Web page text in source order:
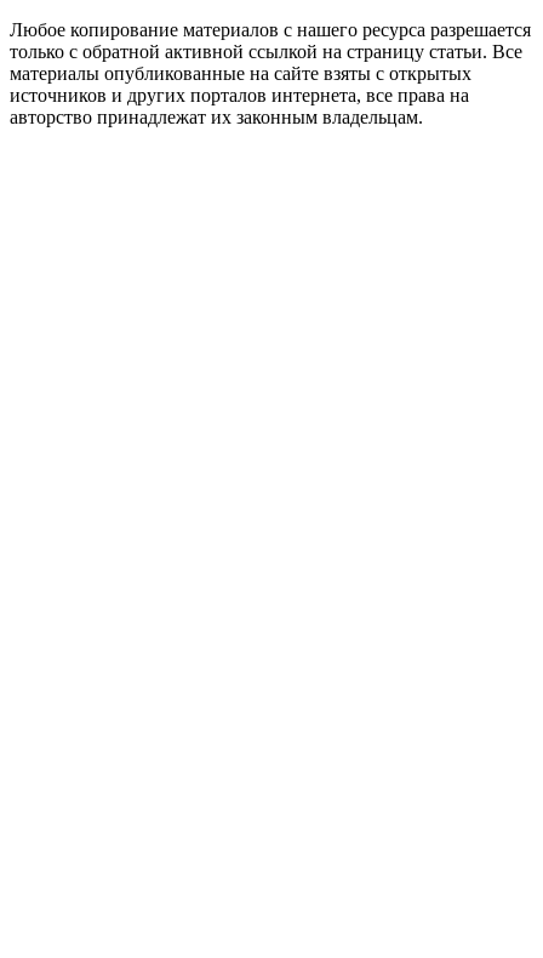
Любое копирование материалов с нашего ресурса разрешается
только с обратной активной ссылкой на страницу статьи. Все
материалы опубликованные на сайте взяты с открытых
источников и других порталов интернета, все права на
авторство принадлежат их законным владельцам.